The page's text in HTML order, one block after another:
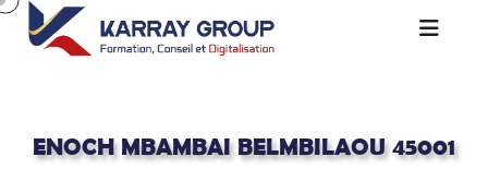
ENOCH MBAMBAI BELMBILAOU 45001